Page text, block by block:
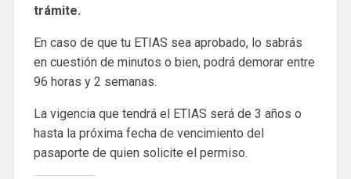
trámite.
En caso de que tu ETIAS sea aprobado, lo sabrás
en cuestión de minutos o bien, podrá demorar entre
96 horas y 2 semanas.
La vigencia que tendrá el ETIAS será de 3 años o
hasta la próxima fecha de vencimiento del
pasaporte de quien solicite el permiso.